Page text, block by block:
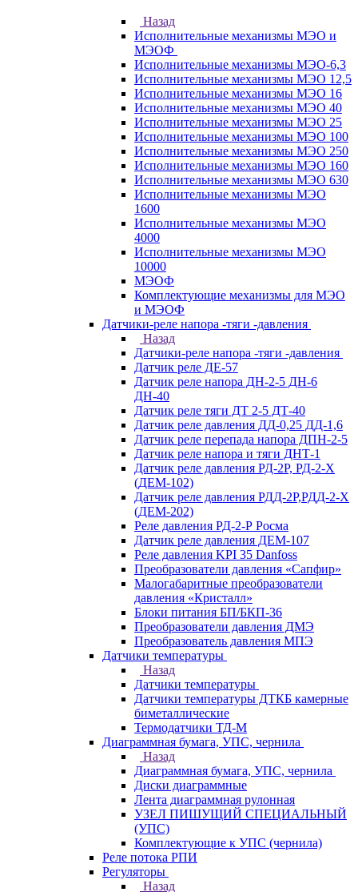
Назад
Исполнительные механизмы МЭО и
МЭОФ
Исполнительные механизмы МЭО-6,3
Исполнительные механизмы МЭО 12,5
Исполнительные механизмы МЭО 16
Исполнительные механизмы МЭО 40
Исполнительные механизмы МЭО 25
Исполнительные механизмы МЭО 100
Исполнительные механизмы МЭО 250
Исполнительные механизмы МЭО 160
Исполнительные механизмы МЭО 630
Исполнительные механизмы МЭО
1600
Исполнительные механизмы МЭО
4000
Исполнительные механизмы МЭО
10000
МЭОФ
Комплектующие механизмы для МЭО
и МЭОФ
Датчики-реле напора -тяги -давления
Назад
Датчики-реле напора -тяги -давления
Датчик реле ДЕ-57
Датчик реле напора ДН-2-5 ДН-6
ДН-40
Датчик реле тяги ДТ 2-5 ДТ-40
Датчик реле давления ДД-0,25 ДД-1,6
Датчик реле перепада напора ДПН-2-5
Датчик реле напора и тяги ДНТ-1
Датчик реле давления РД-2Р, РД-2-Х
(ДЕМ-102)
Датчик реле давления РДД-2Р,РДД-2-Х
(ДЕМ-202)
Реле давления РД-2-Р Росма
Датчик реле давления ДЕМ-107
Реле давления KPI 35 Danfoss
Преобразователи давления «Сапфир»
Малогабаритные преобразователи
давления «Кристалл»
Блоки питания БП/БКП-36
Преобразователи давления ДМЭ
Преобразователь давления МПЭ
Датчики температуры
Назад
Датчики температуры
Датчики температуры ДТКБ камерные
биметаллические
Термодатчики ТД-М
Диаграммная бумага, УПС, чернила
Назад
Диаграммная бумага, УПС, чернила
Диски диаграммные
Лента диаграммная рулонная
УЗЕЛ ПИШУЩИЙ СПЕЦИАЛЬНЫЙ
(УПС)
Комплектующие к УПС (чернила)
Реле потока РПИ
Регуляторы
Назад